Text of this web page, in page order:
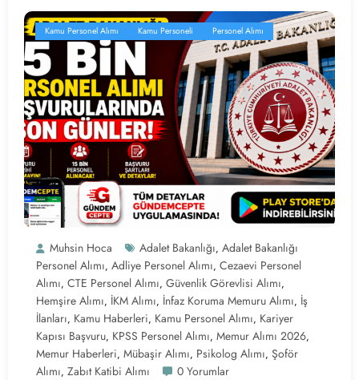
Kamu Personel Alımı Kamu Personeli Personel Alımı
Muhsin Hoca Adalet Bakanlığı, Adalet Bakanlığı
Personel Alımı, Adliye Personel Alımı, Cezaevi Personel
Alımı, CTE Personel Alımı, Güvenlik Görevlisi Alımı,
Hemşire Alımı, İKM Alımı, İnfaz Koruma Memuru Alımı, İş
İlanları, Kamu Haberleri, Kamu Personel Alımı, Kariyer
Kapısı Başvuru, KPSS Personel Alımı, Memur Alımı 2026,
Memur Haberleri, Mübaşir Alımı, Psikolog Alımı, Şoför
Alımı, Zabıt Katibi Alımı 0 Yorumlar